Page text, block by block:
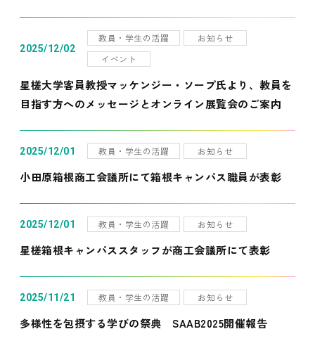
2025/12/02
教員・学生の活躍
お知らせ
イベント
星槎大学客員教授マッケンジー・ソープ氏より、教員を
目指す方へのメッセージとオンライン展覧会のご案内
2025/12/01 教員・学生の活躍 お知らせ
小田原箱根商工会議所にて箱根キャンパス職員が表彰
2025/12/01 教員・学生の活躍 お知らせ
星槎箱根キャンパススタッフが商工会議所にて表彰
2025/11/21 教員・学生の活躍 お知らせ
多様性を包摂する学びの祭典 SAAB2025開催報告